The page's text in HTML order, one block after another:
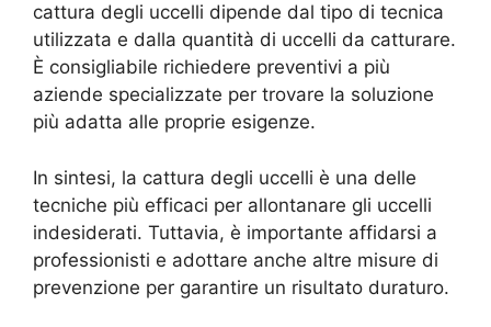
cattura degli uccelli dipende dal tipo di tecnica
utilizzata e dalla quantità di uccelli da catturare.
È consigliabile richiedere preventivi a più
aziende specializzate per trovare la soluzione
più adatta alle proprie esigenze.
In sintesi, la cattura degli uccelli è una delle
tecniche più efficaci per allontanare gli uccelli
indesiderati. Tuttavia, è importante affidarsi a
professionisti e adottare anche altre misure di
prevenzione per garantire un risultato duraturo.